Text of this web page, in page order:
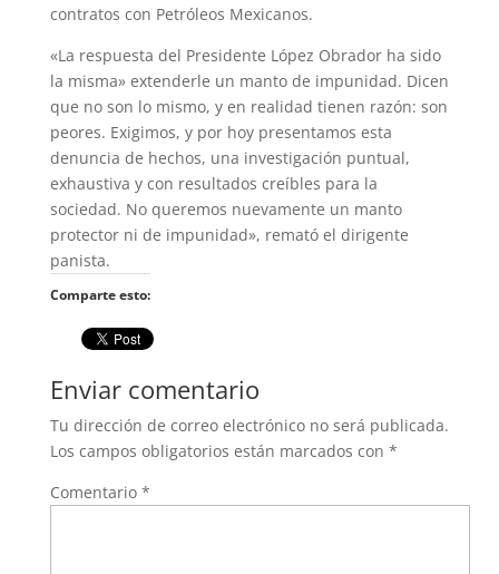
contratos con Petróleos Mexicanos.
«La respuesta del Presidente López Obrador ha sido
la misma» extenderle un manto de impunidad. Dicen
que no son lo mismo, y en realidad tienen razón: son
peores. Exigimos, y por hoy presentamos esta
denuncia de hechos, una investigación puntual,
exhaustiva y con resultados creíbles para la
sociedad. No queremos nuevamente un manto
protector ni de impunidad», remató el dirigente
panista.
Comparte esto:
Enviar comentario
Tu dirección de correo electrónico no será publicada.
Los campos obligatorios están marcados con *
Comentario *